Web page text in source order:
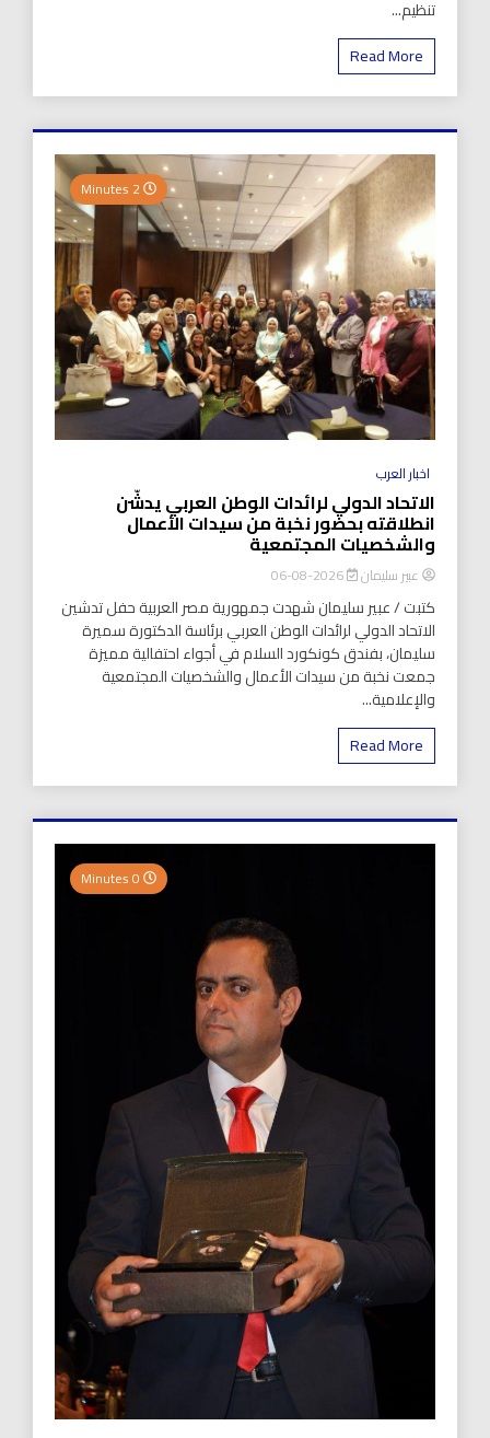
تنظيم...
Read More
اخبار العرب
الاتحاد الدولي لرائدات الوطن العربي يدشّن
انطلاقته بحضور نخبة من سيدات الأعمال
والشخصيات المجتمعية
عبير سليمان 2026-08-06
كتبت / عبير سليمان شهدت جمهورية مصر العربية حفل تدشين
الاتحاد الدولي لرائدات الوطن العربي برئاسة الدكتورة سميرة
سليمان، بفندق كونكورد السلام في أجواء احتفالية مميزة
جمعت نخبة من سيدات الأعمال والشخصيات المجتمعية
والإعلامية...
Read More